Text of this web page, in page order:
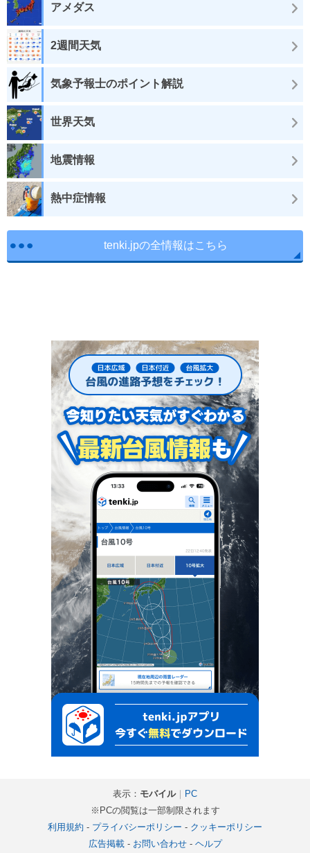
アメダス
2週間天気
気象予報士のポイント解説
世界天気
地震情報
熱中症情報
tenki.jpの全情報はこちら
表示： モバイル｜ PC
※PCの閲覧は一部制限されます
利用規約 - プライバシーポリシー - クッキーポリシー
広告掲載- お問い合わせ- ヘルプ